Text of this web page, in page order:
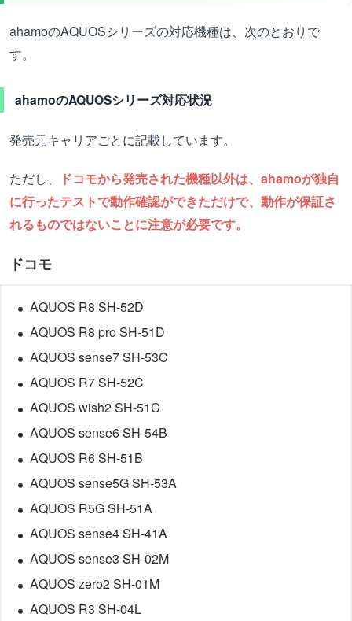
ahamoのAQUOSシリーズの対応機種は、次のとおりで
す。
ahamoのAQUOSシリーズ対応状況
発売元キャリアごとに記載しています。
ただし、
ドコモから発売された機種以外は、ahamoが独自
に行ったテストで動作確認ができただけで、動作が保証さ
れるものではないことに注意が必要です。
ドコモ
AQUOS R8 SH-52D
AQUOS R8 pro SH-51D
AQUOS sense7 SH-53C
AQUOS R7 SH-52C
AQUOS wish2 SH-51C
AQUOS sense6 SH-54B
AQUOS R6 SH-51B
AQUOS sense5G SH-53A
AQUOS R5G SH-51A
AQUOS sense4 SH-41A
AQUOS sense3 SH-02M
AQUOS zero2 SH-01M
AQUOS R3 SH-04L